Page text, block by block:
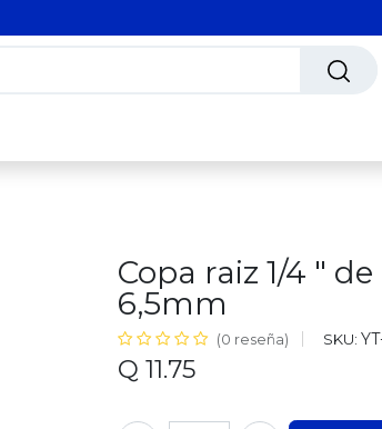
Copa raiz 1/4 "
6,5mm
(0 reseña) SKU:
Q 11.75